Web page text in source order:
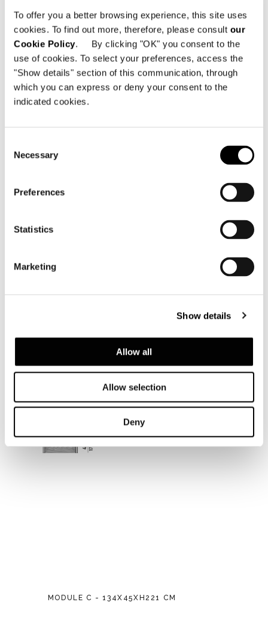
To offer you a better browsing experience, this site uses
cookies. To find out more, therefore, please consult our
Cookie Policy. By clicking "OK" you consent to the
use of cookies. To select your preferences, access the
"Show details" section of this communication, through
which you can express or deny your consent to the
indicated cookies.
Selection
Necessary
Preferences
Statistics
Marketing
Show details
Allow all
Allow selection
Deny
Technical Features
MODULE A - 134X45XH221 CM
MODULE C - 134X45XH221 CM